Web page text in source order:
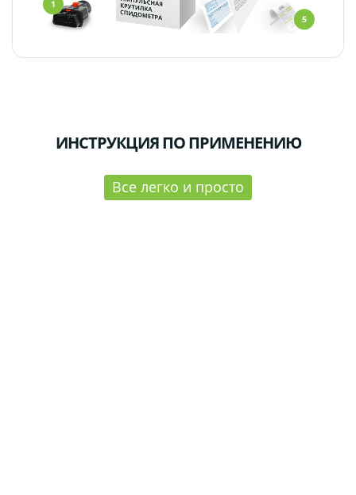
ИНСТРУКЦИЯ ПО ПРИМЕНЕНИЮ
Все легко и просто